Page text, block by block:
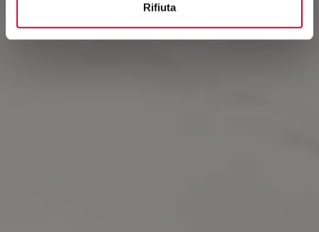
Rifiuta